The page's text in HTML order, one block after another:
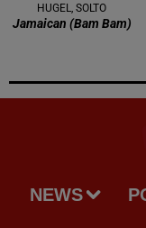
HUGEL, SOLTO
Jamaican (bam Bam)
NEWS